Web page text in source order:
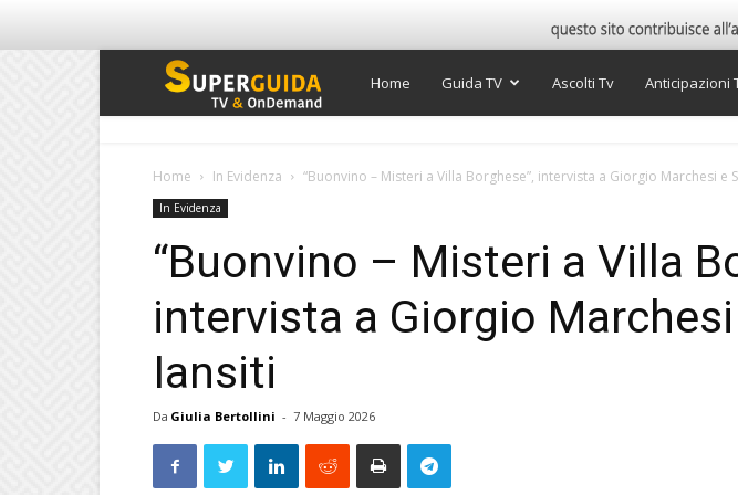
Super
Home Guida TV Ascolti Tv Anticipazioni
Home In Evidenza “Buonvino – Misteri a Villa Borghese”, intervista a Giorgio Marchesi e
In Evidenza
“Buonvino – Misteri a Villa
intervista a Giorgio
Iansiti
Da Giulia Bertollini - 7 Maggio 2026